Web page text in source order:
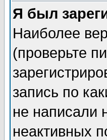
Я был
Наиболее
(проверьте
запись по
не написали
неактивных